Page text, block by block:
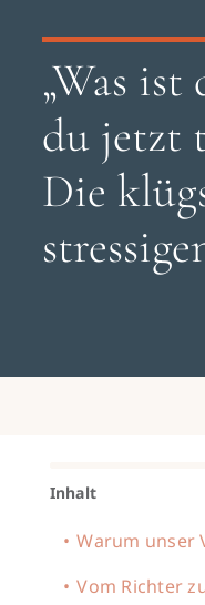
Über Mich
Search
for:
Gespräch buchen
„Was ist
du jetzt
Die
Inhalt
Warum unser
Vom Richter